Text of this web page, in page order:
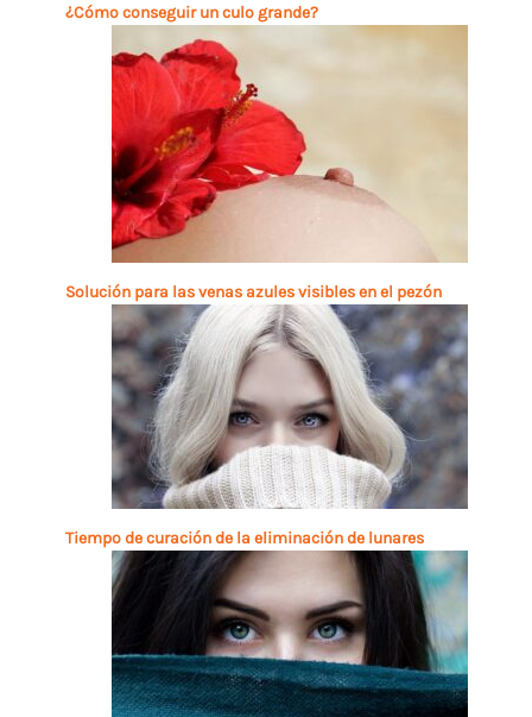
¿Cómo conseguir un culo grande?
Solución para las venas azules visibles en el pezón
Tiempo de curación de la eliminación de lunares